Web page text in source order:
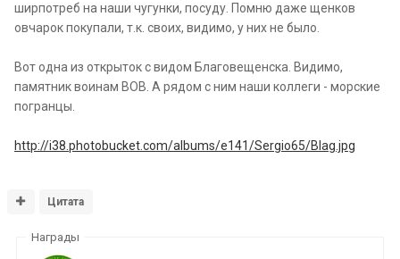
ширпотреб на наши чугунки, посуду. Помню даже щенков
овчарок покупали, т.к. своих, видимо, у них не было.
Вот одна из открыток с видом Благовещенска. Видимо,
памятник воинам ВОВ. А рядом с ним наши коллеги - морские
погранцы.
http://i38.photobucket.com/albums/e141/Sergio65/Blag.jpg
Цитата
Награды